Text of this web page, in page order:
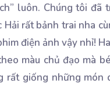
luôn. Chúng tôi đã
rất bảnh trai nha
điện ảnh vậy nhỉ!
màu chủ đạo mà
giống những món